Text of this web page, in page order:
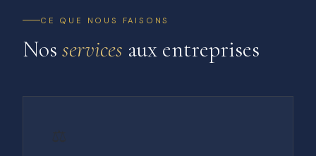
CE QUE NOUS FAISONS
Nos services aux entreprises